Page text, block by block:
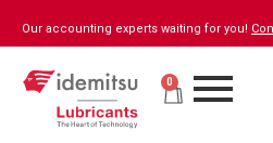
Our accounting experts waiting for you!
0